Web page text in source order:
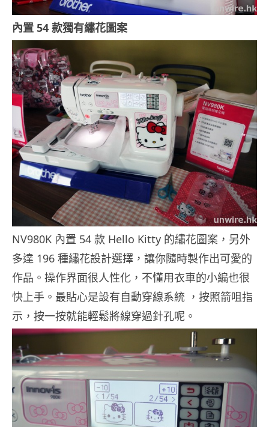
內置 54 款獨有繡花圖案
NV980K 內置 54 款 Hello Kitty 的繡花圖案，另外
多達 196 種繡花設計選擇，讓你隨時製作出可愛的
作品。操作界面很人性化，不懂用衣車的小編也很
快上手。最貼心是設有自動穿線系統 ，按照箭咀指
示，按一按就能輕鬆將線穿過針孔呢。